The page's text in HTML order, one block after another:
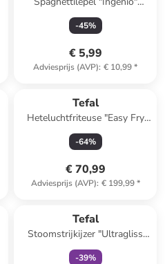
donkerbruin - (L)33,7 cm
-45%
€ 5,99
Adviesprijs (AVP): € 10,99*
Tefal
Heteluchtfriteuse "Easy Fry
Max" donkergroen
-64%
€ 70,99
Adviesprijs (AVP): € 199,99*
Tefal
Stoomstrijkijzer "Ultragliss
Plus Anti-Kalk" blauw
-39%